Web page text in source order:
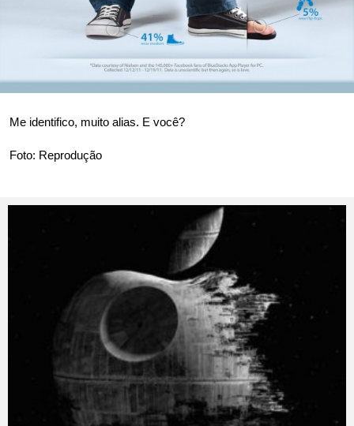
Me identifico, muito alias. E você?
Foto: Reprodução